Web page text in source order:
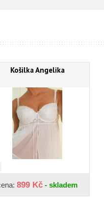
Košilka Angelika
899 Kč - skladem